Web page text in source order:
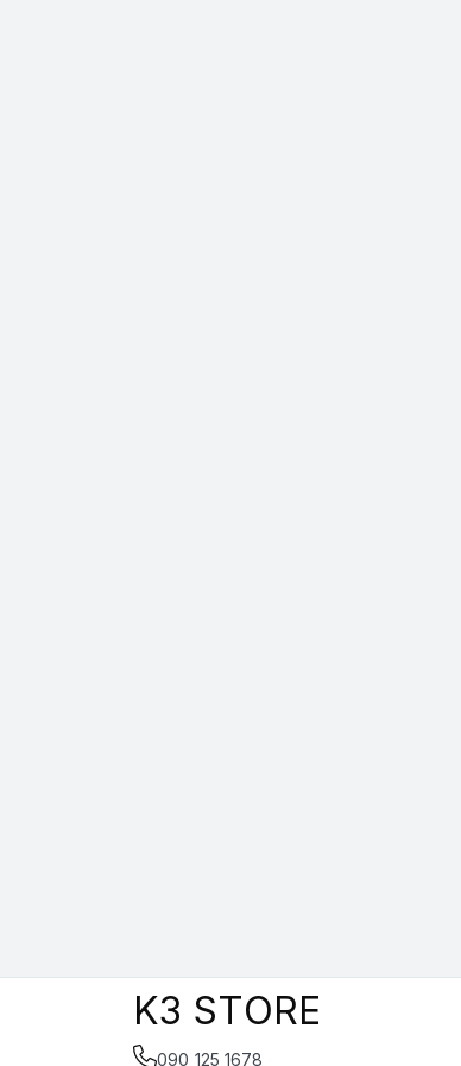
K3 STORE
090 125 1678